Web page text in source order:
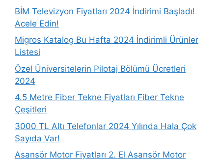
BİM Televizyon Fiyatları 2024 İndirimi Başladı!
Acele Edin!
Migros Katalog Bu Hafta 2024 İndirimli Ürünler
Listesi
Özel Üniversitelerin Pilotaj Bölümü Ücretleri
2024
4.5 Metre Fiber Tekne Fiyatları Fiber Tekne
Çeşitleri
3000 TL Altı Telefonlar 2024 Yılında Hala Çok
Sayıda Var!
Asansör Motor Fiyatları 2. El Asansör Motor